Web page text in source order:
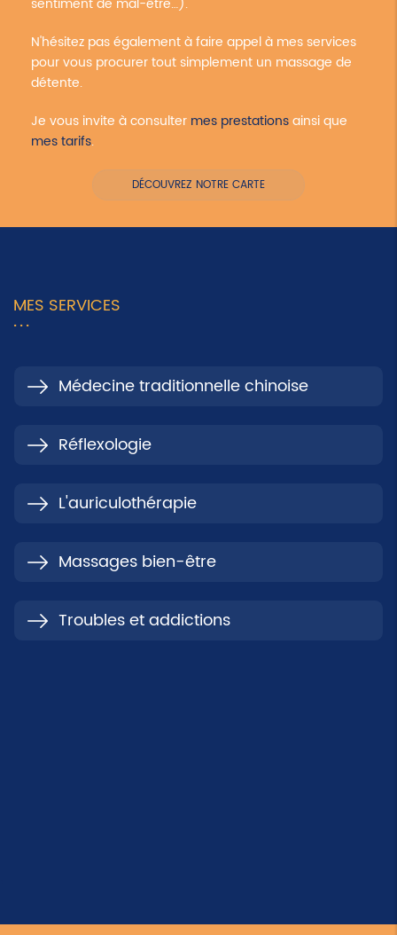
sentiment de mal-être…).
N'hésitez pas également à faire appel à mes services
pour vous procurer tout simplement un massage de
détente.
Je vous invite à consulter mes prestationsainsi que
mes tarifs.
DÉCOUVREZ NOTRE CARTE
MES SERVICES
Médecine traditionnelle chinoise
Réflexologie
L'auriculothérapie
Massages bien-être
Troubles et addictions